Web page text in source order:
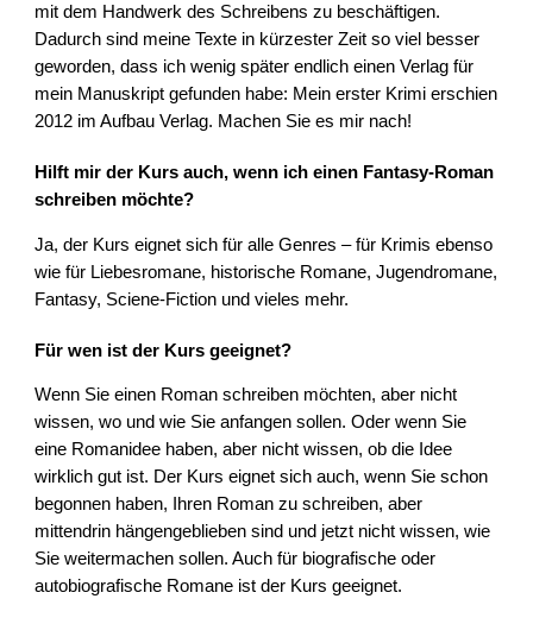
mit dem Handwerk des Schreibens zu beschäftigen.
Dadurch sind meine Texte in kürzester Zeit so viel besser
geworden, dass ich wenig später endlich einen Verlag für
mein Manuskript gefunden habe: Mein erster Krimi erschien
2012 im Aufbau Verlag. Machen Sie es mir nach!
Hilft mir der Kurs auch, wenn ich einen Fantasy-Roman
schreiben möchte?
Ja, der Kurs eignet sich für alle Genres – für Krimis ebenso
wie für Liebesromane, historische Romane, Jugendromane,
Fantasy, Sciene-Fiction und vieles mehr.
Für wen ist der Kurs geeignet?
Wenn Sie einen Roman schreiben möchten, aber nicht
wissen, wo und wie Sie anfangen sollen. Oder wenn Sie
eine Romanidee haben, aber nicht wissen, ob die Idee
wirklich gut ist. Der Kurs eignet sich auch, wenn Sie schon
begonnen haben, Ihren Roman zu schreiben, aber
mittendrin hängengeblieben sind und jetzt nicht wissen, wie
Sie weitermachen sollen. Auch für biografische oder
autobiografische Romane ist der Kurs geeignet.